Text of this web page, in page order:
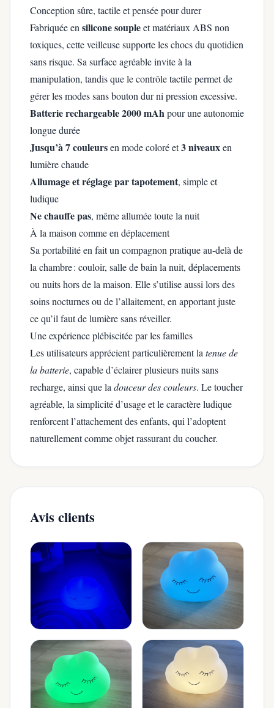
Conception sûre, tactile et pensée pour durer
Fabriquée en silicone soupleet matériaux ABS non
toxiques, cette veilleuse supporte les chocs du quotidien
sans risque. Sa surface agréable invite à la
manipulation, tandis que le contrôle tactile permet de
gérer les modes sans bouton dur ni pression excessive.
Batterie rechargeable 2000 mAh pour une autonomie
longue durée
Jusqu’à 7 couleursen mode coloré et3 niveauxen
lumière chaude
Allumage et réglage par tapotement, simple et
ludique
Ne chauffe pas, même allumée toute la nuit
À la maison comme en déplacement
Sa portabilité en fait un compagnon pratique au-delà de
la chambre : couloir, salle de bain la nuit, déplacements
ou nuits hors de la maison. Elle s’utilise aussi lors des
soins nocturnes ou de l’allaitement, en apportant juste
ce qu’il faut de lumière sans réveiller.
Une expérience plébiscitée par les familles
Les utilisateurs apprécient particulièrement la tenue de
la batterie, capable d’éclairer plusieurs nuits sans
recharge, ainsi que la douceur des couleurs. Le toucher
agréable, la simplicité d’usage et le caractère ludique
renforcent l’attachement des enfants, qui l’adoptent
naturellement comme objet rassurant du coucher.
Avis clients